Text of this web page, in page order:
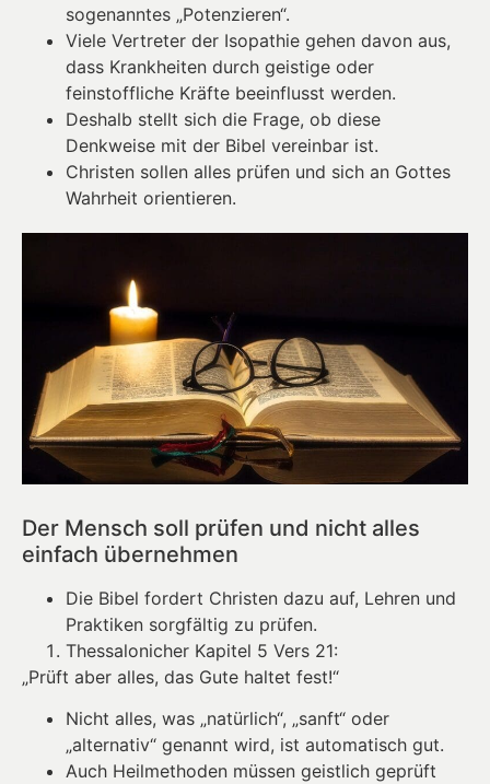
sogenanntes „Potenzieren“.
Viele Vertreter der Isopathie gehen davon aus,
dass Krankheiten durch geistige oder
feinstoffliche Kräfte beeinflusst werden.
Deshalb stellt sich die Frage, ob diese
Denkweise mit der Bibel vereinbar ist.
Christen sollen alles prüfen und sich an Gottes
Wahrheit orientieren.
Der Mensch soll prüfen und nicht alles
einfach übernehmen
Die Bibel fordert Christen dazu auf, Lehren und
Praktiken sorgfältig zu prüfen.
Thessalonicher Kapitel 5 Vers 21:
„Prüft aber alles, das Gute haltet fest!“
Nicht alles, was „natürlich“, „sanft“ oder
„alternativ“ genannt wird, ist automatisch gut.
Auch Heilmethoden müssen geistlich geprüft